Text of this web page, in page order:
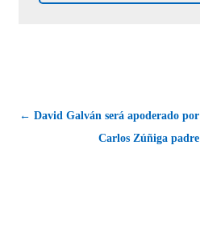
← David Galván será apoderado por
Carlos Zúñiga padre